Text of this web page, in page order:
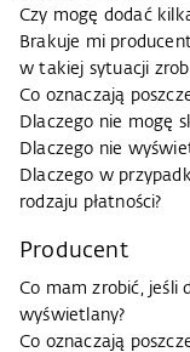
Czy mogę dodać
Brakuje mi
w takiej sytuacji
Co oznaczają
Dlaczego nie mogę
Dlaczego nie
Dlaczego w
rodzaju płatności?
Producent
Co mam zrobić, jeśli
wyświetlany?
Co oznaczają